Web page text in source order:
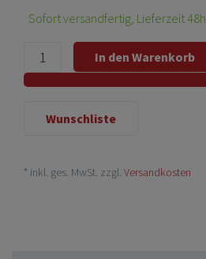
Sofort versandfertig, Lieferzeit 48h
In den Warenkorb
Wunschliste
* inkl. ges. MwSt. zzgl. Versandkosten